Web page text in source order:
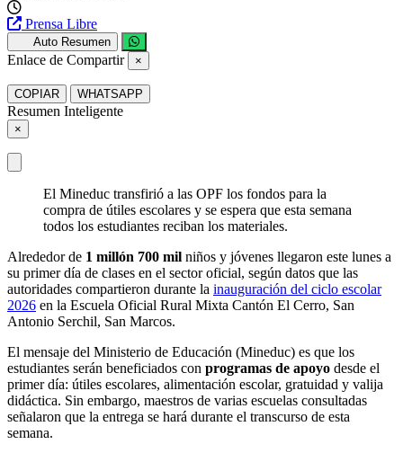
Prensa Libre
Auto Resumen
Enlace de Compartir ×
COPIAR WHATSAPP
Resumen Inteligente
×
El Mineduc transfirió a las OPF los fondos para la
compra de útiles escolares y se espera que esta semana
todos los estudiantes reciban los materiales.
Alrededor de 1 millón 700 mil niños y jóvenes llegaron este lunes a
su primer día de clases en el sector oficial, según datos que las
autoridades compartieron durante la inauguración del ciclo escolar
2026 en la Escuela Oficial Rural Mixta Cantón El Cerro, San
Antonio Serchil, San Marcos.
El mensaje del Ministerio de Educación (Mineduc) es que los
estudiantes serán beneficiados con programas de apoyo desde el
primer día: útiles escolares, alimentación escolar, gratuidad y valija
didáctica. Sin embargo, maestros de varias escuelas consultadas
señalaron que la entrega se hará durante el transcurso de esta
semana.